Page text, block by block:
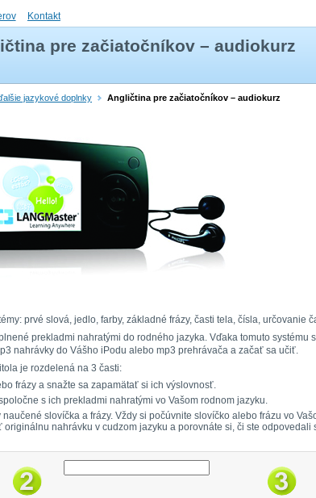
Kontakt
pre začiatočníkov – audiokurz
jazykové doplnky Angličtina pre začiatočníkov – audiokurz
prvé slová, jedlo, farby, základné frázy, časti tela, čísla, určovanie
prekladmi nahratými do rodného jazyka. Vďaka tomuto systému
nahrávky do Vášho iPodu alebo mp3 prehrávača a začať sa učiť.
je rozdelená na 3 časti:
frázy a snažte sa zapamätať si ich výslovnosť.
s ich prekladmi nahratými vo Vašom rodnom jazyku.
slovíčka a frázy. Vždy si počúvnite slovíčko alebo frázu vo
nahrávku v cudzom jazyku a porovnáte si, či ste odpovedali